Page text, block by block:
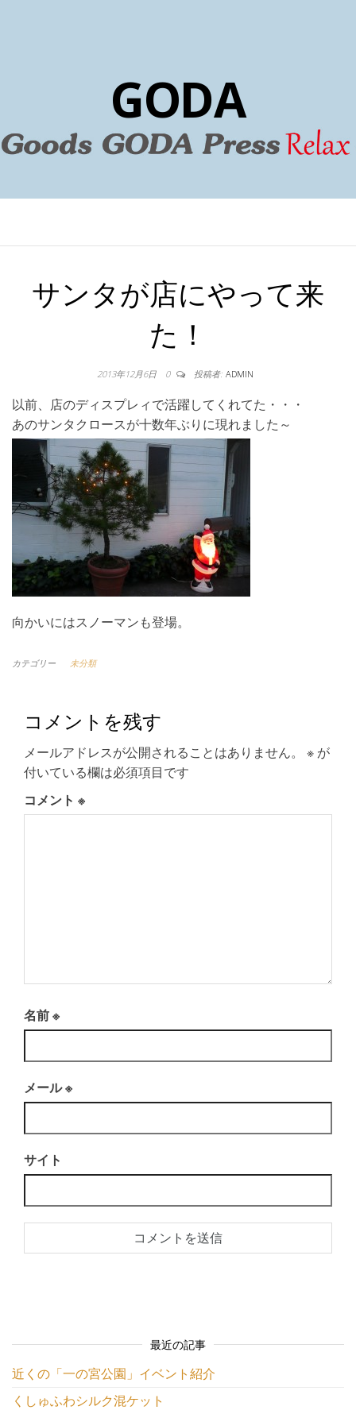
GODA
サンタが店にやって来
た！
2013年12月6日 0 投稿者: ADMIN
以前、店のディスプレィで活躍してくれてた・・・
あのサンタクロースが十数年ぶりに現れました～
向かいにはスノーマンも登場。
カテゴリー 未分類
コメントを残す
メールアドレスが公開されることはありません。 ※ が
付いている欄は必須項目です
コメント ※
名前※
メール※
サイト
最近の記事
近くの「一の宮公園」イベント紹介
くしゅふわシルク混ケット